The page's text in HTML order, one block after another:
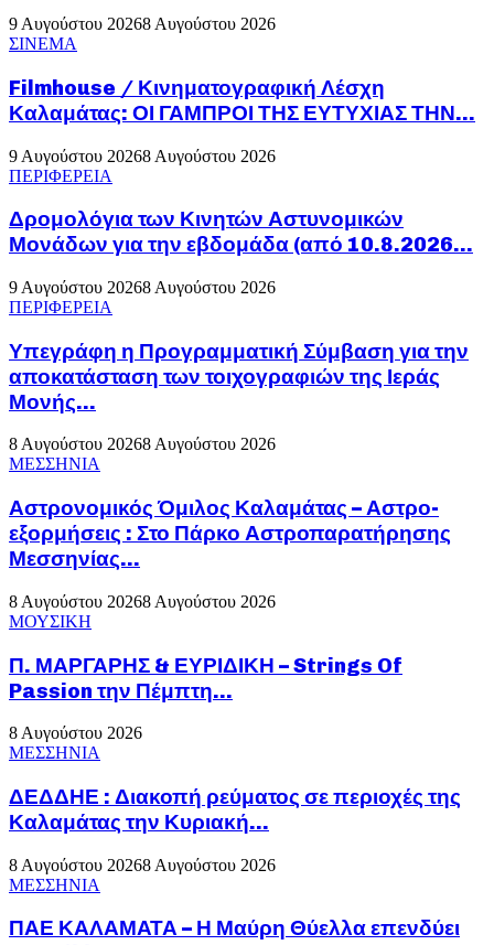
9 Αυγούστου 20268 Αυγούστου 2026
ΣΙΝΕΜΑ
Filmhouse / Κινηματογραφική Λέσχη
Καλαμάτας: ΟΙ ΓΑΜΠΡΟΙ ΤΗΣ ΕΥΤΥΧΙΑΣ ΤΗΝ...
9 Αυγούστου 20268 Αυγούστου 2026
ΠΕΡΙΦΕΡΕΙΑ
Δρομολόγια των Κινητών Αστυνομικών
Μονάδων για την εβδομάδα (από 10.8.2026...
9 Αυγούστου 20268 Αυγούστου 2026
ΠΕΡΙΦΕΡΕΙΑ
Υπεγράφη η Προγραμματική Σύμβαση για την
αποκατάσταση των τοιχογραφιών της Ιεράς
Μονής...
8 Αυγούστου 20268 Αυγούστου 2026
ΜΕΣΣΗΝΙΑ
Αστρονομικός Όμιλος Καλαμάτας – Αστρο-
εξορμήσεις : Στο Πάρκο Αστροπαρατήρησης
Μεσσηνίας...
8 Αυγούστου 20268 Αυγούστου 2026
ΜΟΥΣΙΚΗ
Π. ΜΑΡΓΑΡΗΣ & ΕΥΡΙΔΙΚΗ – Strings Of
Passion την Πέμπτη...
8 Αυγούστου 2026
ΜΕΣΣΗΝΙΑ
ΔΕΔΔΗΕ : Διακοπή ρεύματος σε περιοχές της
Καλαμάτας την Κυριακή...
8 Αυγούστου 20268 Αυγούστου 2026
ΜΕΣΣΗΝΙΑ
ΠΑΕ ΚΑΛΑΜΑΤΑ – Η Μαύρη Θύελλα επενδύει